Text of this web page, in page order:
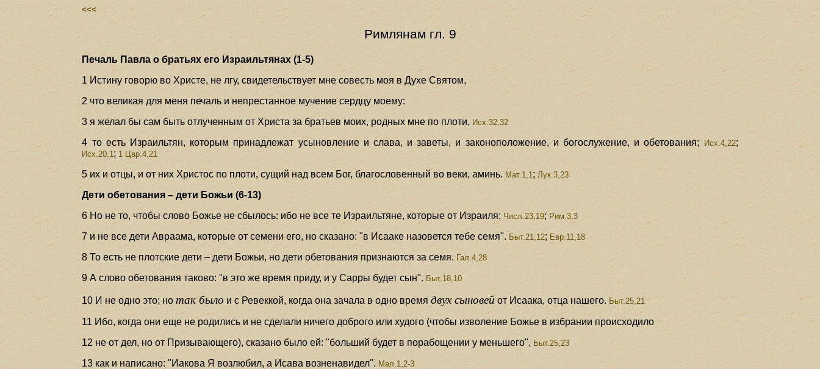
<<<
Римлянам гл. 9
Печаль Павла о братьях его Израильтянах (1-5)
1 Истину говорю во Христе, не лгу, свидетельствует мне совесть моя в Духе Святом,
2 что великая для меня печаль и непрестанное мучение сердцу моему:
3 я желал бы сам быть отлученным от Христа за братьев моих, родных мне по плоти, Исх.32,32
4 то есть Израильтян, которым принадлежат усыновление и слава, и заветы, и законоположение, и богослужение, и обетования; Исх.4,22;
Исх.20,1; 1 Цар.4,21
5 их и отцы, и от них Христос по плоти, сущий над всем Бог, благословенный во веки, аминь. Мат.1,1; Лук.3,23
Дети обетования – дети Божьи (6-13)
6 Но не то, чтобы слово Божье не сбылось: ибо не все те Израильтяне, которые от Израиля; Числ.23,19; Рим.3,3
7 и не все дети Авраама, которые от семени его, но сказано: "в Исааке назовется тебе семя". Быт.21,12; Евр.11,18
8 То есть не плотские дети – дети Божьи, но дети обетования признаются за семя. Гал.4,28
9 А слово обетования таково: "в это же время приду, и у Сарры будет сын". Быт.18,10
10 И не одно это; но так было и с Ревеккой, когда она зачала в одно времядвух сыновейот Исаака, отца нашего. Быт.25,21
11 Ибо, когда они еще не родились и не сделали ничего доброго или худого (чтобы изволение Божье в избрании происходило
12 не от дел, но от Призывающего), сказано было ей: "больший будет в порабощении у меньшего", Быт.25,23
13 как и написано: "Иакова Я возлюбил, а Исава возненавидел". Мал.1,2-3